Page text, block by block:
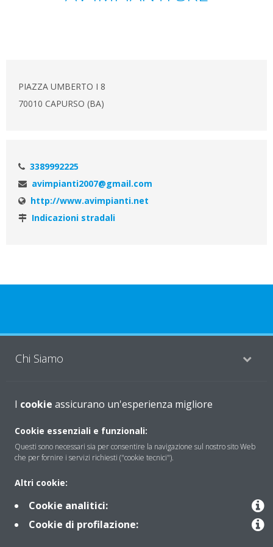
PIAZZA UMBERTO I 8
70010 CAPURSO (BA)
3389992225
avimpianti2007@gmail.com
http://www.avimpianti.net
Indicazioni stradali
Chi Siamo
Soluzioni
Contattaci
Periodo di supporto definito
Politica di segnalazione e divulgazione delle vulnerabilità del
Gruppo Daikin Europe
I cookie assicurano un'esperienza migliore
Cookie essenziali e funzionali:
Questi sono necessari sia per consentire la navigazione sul nostro sito Web
che per fornire i servizi richiesti ("cookie tecnici").
Altri cookie:
Cookie analitici:
Cookie di profilazione: